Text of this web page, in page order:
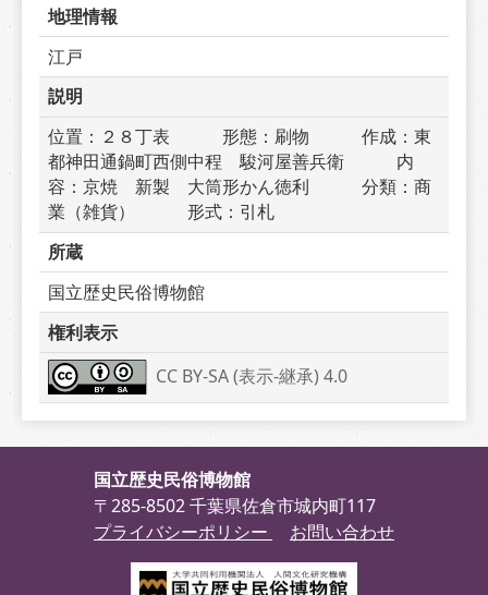
地理情報
江戸
説明
位置：２８丁表　　　形態：刷物　　　作成：東
都神田通鍋町西側中程　駿河屋善兵衛　　　内
容：京焼　新製　大筒形かん徳利　　　分類：商
業（雑貨）　　　形式：引札
所蔵
国立歴史民俗博物館
権利表示
CC BY-SA (表示-継承) 4.0
国立歴史民俗博物館
〒285-8502 千葉県佐倉市城内町117
プライバシーポリシー
お問い合わせ